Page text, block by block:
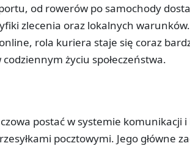
od rowerów po samochody
zlecenia oraz lokalnych
rola kuriera staje się coraz
życiu społeczeństwa.
postać w systemie komunikacji
pocztowymi. Jego główne